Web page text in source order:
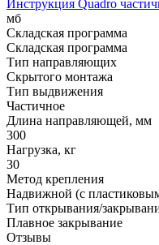
Инструкция Quadro
мб
Складская программа
Складская программа
Тип направляющих
Скрытого монтажа
Тип выдвижения
Частичное
Длина направляющей, мм
300
Нагрузка, кг
30
Метод крепления
Надвижной (с
Тип открывания/
Плавное закрывание
Отзывы